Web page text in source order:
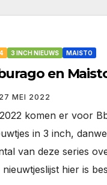
3 INCH NIEUWS MAISTO
en
27 MEI 2022
komen er voor
in 3 inch,
van deze series
nieuwtjeslijst hier is